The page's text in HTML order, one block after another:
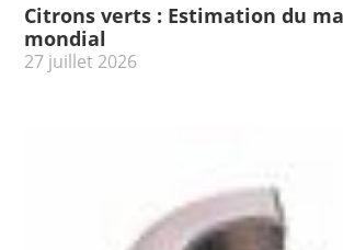
Citrons verts : Estimation du
mondial
27 juillet 2026